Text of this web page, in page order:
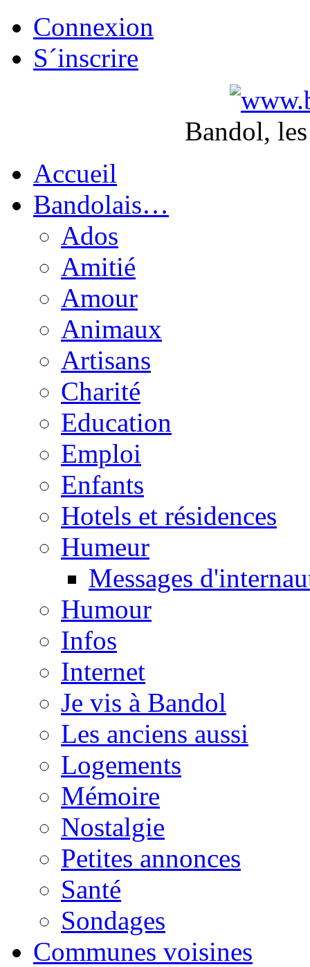
Connexion
S´inscrire
Bandol,
Accueil
Bandolais…
Ados
Amitié
Amour
Animaux
Artisans
Charité
Education
Emploi
Enfants
Hotels et résidences
Humeur
Messages
Humour
Infos
Internet
Je vis à Bandol
Les anciens aussi
Logements
Mémoire
Nostalgie
Petites annonces
Santé
Sondages
Communes voisines